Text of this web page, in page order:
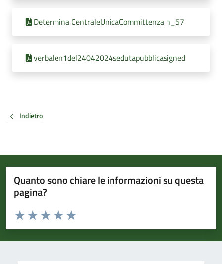
Determina CentraleUnicaCommittenza n_57
verbalen1del24042024sedutapubblicasigned
Indietro
Quanto sono chiare le informazioni su questa
pagina?
Valuta da 1 a 5 stelle la pagina
Valuta 5 stelle su 5
Valuta 4 stelle su 5
Valuta 3 stelle su 5
Valuta 2 stelle su 5
Valuta 1 stelle su 5